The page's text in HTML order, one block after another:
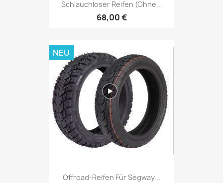
Schlauchloser Reifen (ohne...
68,00 €
Offroad-Reifen Für Segway...
NEU